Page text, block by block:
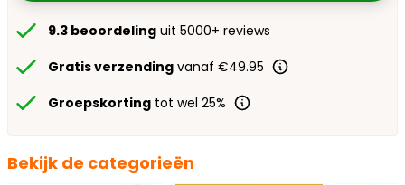
9.3 beoordeling uit 5000+ reviews
Gratis verzending vanaf €49.95
Groepskorting tot wel 25%
Bekijk de categorieën